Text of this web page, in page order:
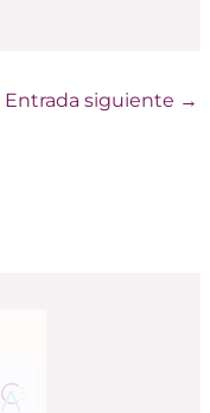
Entrada siguiente →